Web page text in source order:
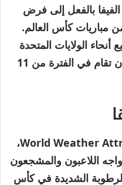
بالفعل إلى فرض
مباريات كأس العالم.
في جميع أنحاء الولايات المتحدة
والمكسيك وكندا، ومن المقرر أن تقام في الفترة من 11
وقالت شبكة World Weather Attribution (WWA)،
اللاعبون والمشجعون
الشديدة في كأس